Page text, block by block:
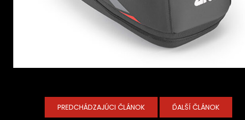
PREDCHÁDZAJÚCI ČLÁNOK ĎALŠÍ ČLÁNOK